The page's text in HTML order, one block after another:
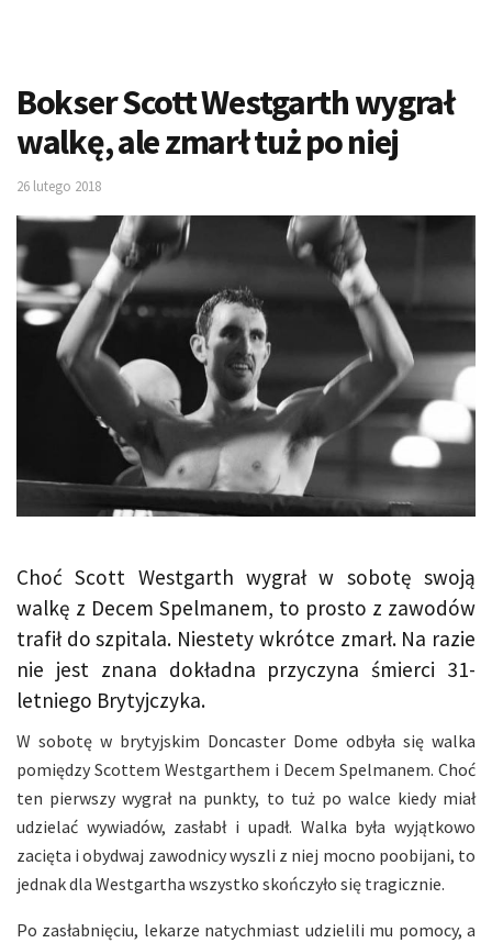
Bokser Scott Westgarth wygrał
walkę, ale zmarł tuż po niej
26 lutego 2018
Choć Scott Westgarth wygrał w sobotę swoją
walkę z Decem Spelmanem, to prosto z zawodów
trafił do szpitala. Niestety wkrótce zmarł. Na razie
nie jest znana dokładna przyczyna śmierci 31-
letniego Brytyjczyka.
W sobotę w brytyjskim Doncaster Dome odbyła się walka
pomiędzy Scottem Westgarthem i Decem Spelmanem. Choć
ten pierwszy wygrał na punkty, to tuż po walce kiedy miał
udzielać wywiadów, zasłabł i upadł. Walka była wyjątkowo
zacięta i obydwaj zawodnicy wyszli z niej mocno poobijani, to
jednak dla Westgartha wszystko skończyło się tragicznie.
Po zasłabnięciu, lekarze natychmiast udzielili mu pomocy, a